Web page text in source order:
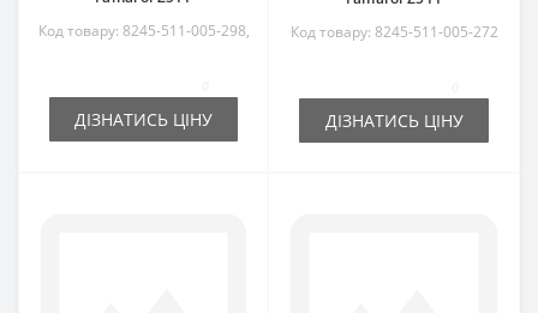
Код товару: 8245-511-005-298,
ДІЗНАТИСЬ ЦІНУ
Код товару: 8245-511-005-272
ДІЗНАТИСЬ ЦІНУ